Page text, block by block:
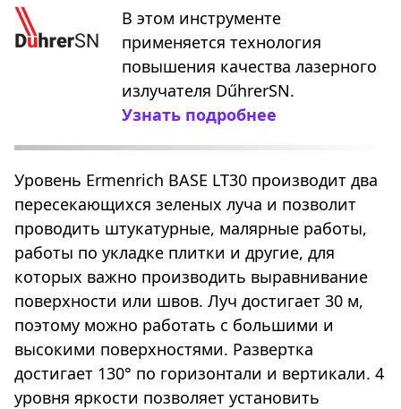
В этом инструменте
применяется технология
повышения качества лазерного
излучателя DűhrerSN.
Узнать подробнее
Уровень Ermenrich BASE LT30 производит два
пересекающихся зеленых луча и позволит
проводить штукатурные, малярные работы,
работы по укладке плитки и другие, для
которых важно производить выравнивание
поверхности или швов. Луч достигает 30 м,
поэтому можно работать с большими и
высокими поверхностями. Развертка
достигает 130° по горизонтали и вертикали. 4
уровня яркости позволяет установить